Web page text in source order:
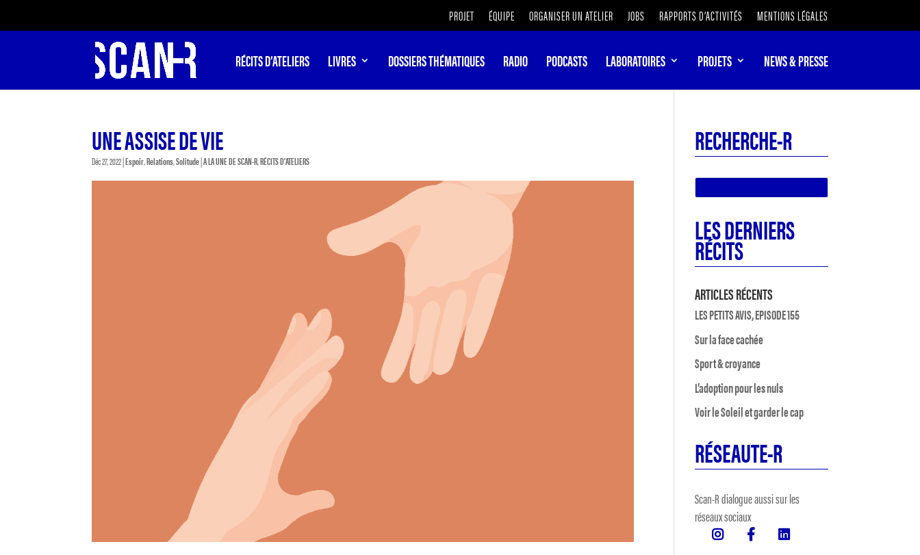
PROJET ÉQUIPE ORGANISER UN ATELIER JOBS RAPPORTS D’ACTIVITÉS MENTIONS LÉGALES
RÉCITS D’ATELIERS LIVRES DOSSIERS THÉMATIQUES RADIO PODCASTS LABORATOIRES PROJETS NEWS & PRESSE
UNE ASSISE DE VIE
Déc 27, 2022|Espoir,Relations,Solitude|A LA UNE DE SCAN-R,RÉCITS D'ATELIERS
RECHERCHE-R
LES DERNIERS
RÉCITS
ARTICLES RÉCENTS
LES PETITS AVIS, EPISODE 155
Sur la face cachée
Sport & croyance
L’adoption pour les nuls
Voir le Soleil et garder le cap
RÉSEAUTE-R
Scan-R dialogue aussi sur les
réseaux sociaux